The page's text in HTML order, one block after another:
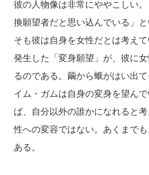
彼の人物像は非常にややこしい
換願望者だと思い込んでいる」
そも彼は自身を女性だとは考え
発生した「変身願望」が、彼に
るのである。繭から蛾がはい出
イム・ガムは自身の変身を望ん
ば、自分以外の誰かになれると
性への変容ではない。あくまで
ある。